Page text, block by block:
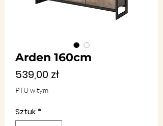
Arden 160cm
539,00 złCena
PTU w tym
Sztuk *